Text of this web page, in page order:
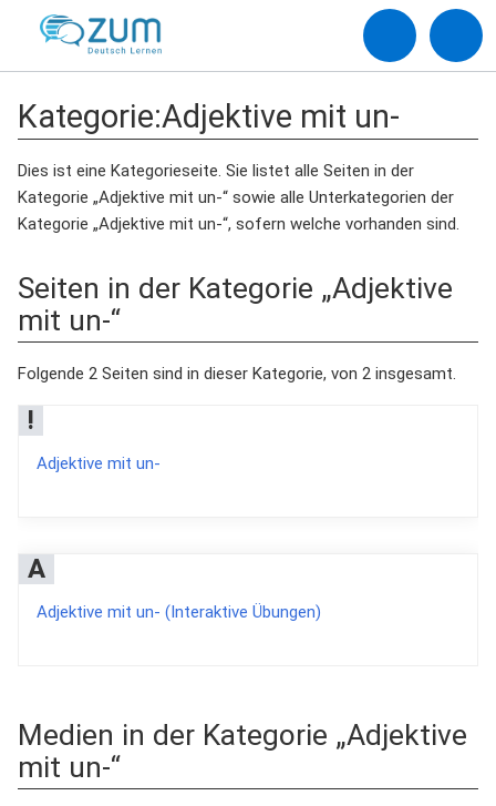
Kategorie:Adjektive mit un-
Dies ist eine Kategorieseite. Sie listet alle Seiten in der
Kategorie „Adjektive mit un-“ sowie alle Unterkategorien der
Kategorie „Adjektive mit un-“, sofern welche vorhanden sind.
Seiten in der Kategorie „Adjektive
mit un-“
Folgende 2 Seiten sind in dieser Kategorie, von 2 insgesamt.
!
Adjektive mit un-
A
Adjektive mit un- (Interaktive Übungen)
Medien in der Kategorie „Adjektive
mit un-“